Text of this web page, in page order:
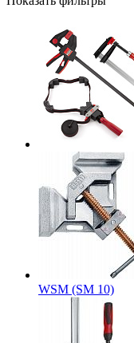
WSM (SM 10)